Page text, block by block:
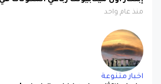
اخبار متنوعة
علماء الآثار يحلون لغز ستونهنج !
منذ عام واحد